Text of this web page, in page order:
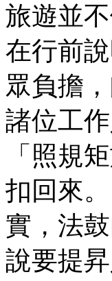
旅遊並
在行前
眾負擔
諸位工
「照規
扣回來
實，法
說要提